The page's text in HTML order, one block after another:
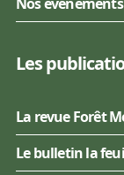
Les
La revue Forêt
Le bulletin la